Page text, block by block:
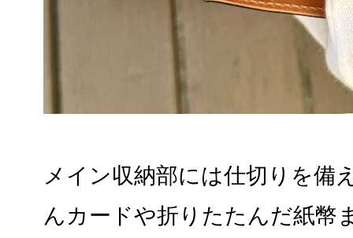
メイン収納部には仕切りを備
んカードや折りたたんだ紙幣